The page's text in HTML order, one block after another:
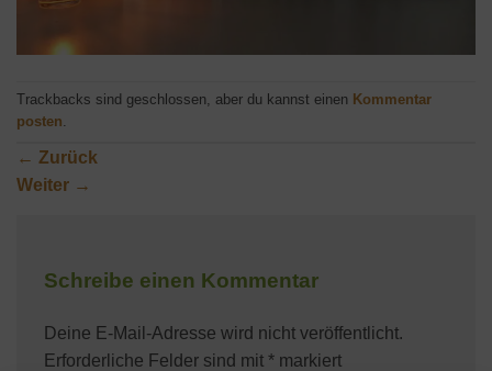
Trackbacks sind geschlossen, aber du kannst einen Kommentar
posten
← Zurück
Weiter →
Schreibe einen Kommentar
Deine E-Mail-Adresse wird nicht veröffentlicht.
Erforderliche Felder sind mit * markiert